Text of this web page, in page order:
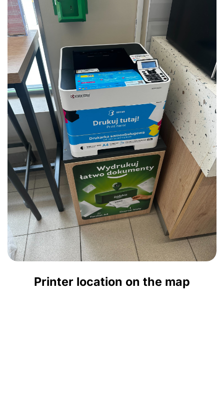
Printer location on the map